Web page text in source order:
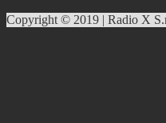
Copyright © 2019 | Radio X